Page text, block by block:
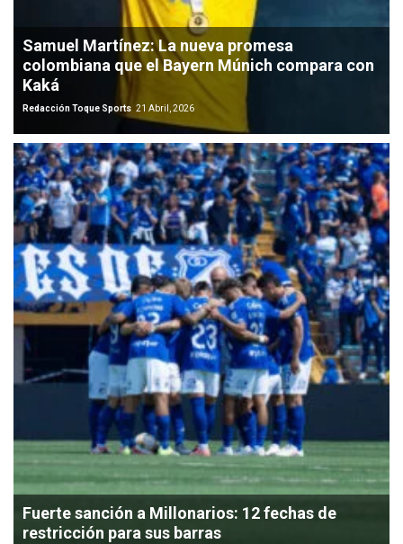
Samuel Martínez: La nueva promesa
colombiana que el Bayern Múnich compara con
Kaká
Redacción Toque Sports 21 Abril, 2026
Fuerte sanción a Millonarios: 12 fechas de
restricción para sus barras